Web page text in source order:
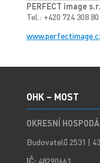
PERFECT image
Tel.: +420 724 308
OHK – MOST
OKRESNÍ
Budovatelů 2531 |
IČ: 48290661